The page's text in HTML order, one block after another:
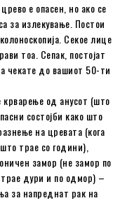
е опасен, но ако се
за излекување. Постои
Секое лице
тоа. Сепак, постојат
чекате до вашиот 50-ти
крварење од анусот (што
состојби како што
на цревата (кога
трае со години),
замор (не замор по
трае дури и по одмор) –
за напреднат рак на